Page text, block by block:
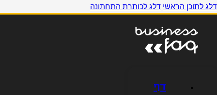
דלג לתוכן הראשי דלג לכותרת התחתונה
דף